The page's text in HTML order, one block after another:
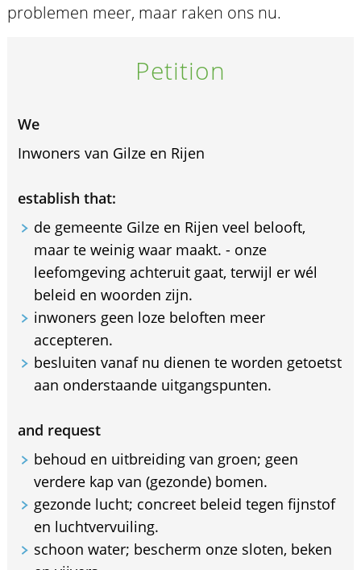
problemen meer, maar raken ons nu.
Petition
We
Inwoners van Gilze en Rijen
establish that:
de gemeente Gilze en Rijen veel belooft,
maar te weinig waar maakt. - onze
leefomgeving achteruit gaat, terwijl er wél
beleid en woorden zijn.
inwoners geen loze beloften meer
accepteren.
besluiten vanaf nu dienen te worden getoetst
aan onderstaande uitgangspunten.
and request
behoud en uitbreiding van groen; geen
verdere kap van (gezonde) bomen.
gezonde lucht; concreet beleid tegen fijnstof
en luchtvervuiling.
schoon water; bescherm onze sloten, beken